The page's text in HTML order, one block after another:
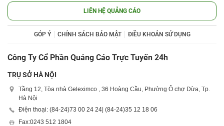
LIÊN HỆ QUẢNG CÁO
GÓP Ý CHÍNH SÁCH BẢO MẬT ĐIỀU KHOẢN SỬ DỤNG
Công Ty Cổ Phần Quảng Cáo Trực Tuyến 24h
TRỤ SỞ HÀ NỘI
Tầng 12, Tòa nhà Geleximco , 36 Hoàng Cầu, Phường Ô chợ Dừa, Tp.
Hà Nội
Điện thoại: (84-24)73 00 24 24| (84-24)35 12 18 06
Fax:0243 512 1804